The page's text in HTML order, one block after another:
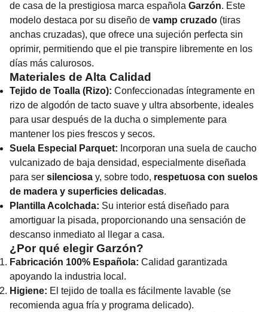
de casa de la prestigiosa marca española Garzón. Este
modelo destaca por su diseño de vamp cruzado (tiras
anchas cruzadas), que ofrece una sujeción perfecta sin
oprimir, permitiendo que el pie transpire libremente en los
días más calurosos.
Materiales de Alta Calidad
Tejido de Toalla (Rizo): Confeccionadas íntegramente en
rizo de algodón de tacto suave y ultra absorbente, ideales
para usar después de la ducha o simplemente para
mantener los pies frescos y secos.
Suela Especial Parquet: Incorporan una suela de caucho
vulcanizado de baja densidad, especialmente diseñada
para ser silenciosa y, sobre todo, respetuosa con suelos
de madera y superficies delicadas.
Plantilla Acolchada: Su interior está diseñado para
amortiguar la pisada, proporcionando una sensación de
descanso inmediato al llegar a casa.
¿Por qué elegir Garzón?
Fabricación 100% Española: Calidad garantizada
apoyando la industria local.
Higiene: El tejido de toalla es fácilmente lavable (se
recomienda agua fría y programa delicado).